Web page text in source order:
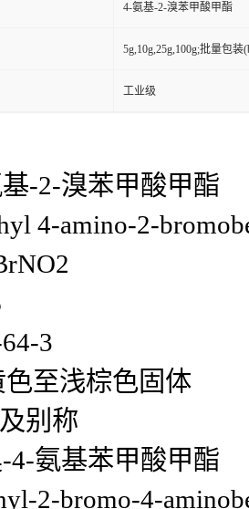
4-氨基-2-溴苯甲酸甲酯
5g,10g,25g,100g;批量包装
工业级
-2-溴苯甲酸甲酯
4-amino-2-
3
至浅棕色固体
别称
4-氨基苯甲酸甲酯
2-bromo-4-